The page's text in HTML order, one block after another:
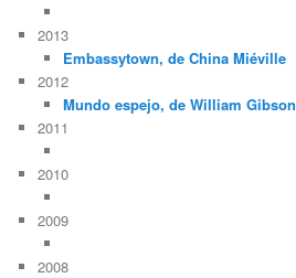
2013
Embassytown, de China Miéville
2012
Mundo espejo, de William Gibson
2011
2010
2009
2008